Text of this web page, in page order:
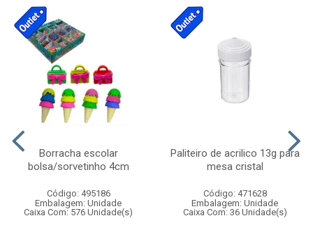
Borracha escolar
bolsa/sorvetinho 4cm
Código: 495186
Embalagem: Unidade
Caixa Com: 576 Unidade(s)
Paliteiro de acrilico 13g para
mesa cristal
Código: 471628
Embalagem: Unidade
Caixa Com: 36 Unidade(s)